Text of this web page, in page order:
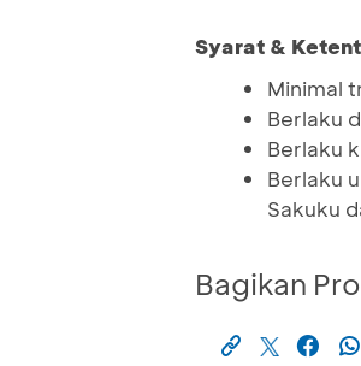
Syarat &
Minimal
Berlaku
Berlaku
Berlaku
Sakuku
Bagikan